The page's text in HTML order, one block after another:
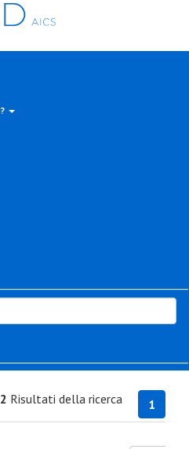
1
2 Risultati della ricerca